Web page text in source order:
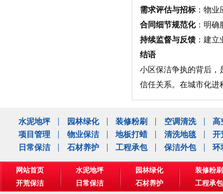
需求评估与招标：物业
合同细节规范化：明确
持续监督与反馈 ：建
结语
小区保洁争执的背后，
信任关系。在城市化进
水泥地坪 园林绿化 装修粉刷 空调清洗
高
项目管理
物业保洁 地板打蜡 清洗地毯
开
日常保洁
石材养护 工程承包 保洁外包 环
网站首页 水泥地坪 园林绿化
装修粉刷
开荒保洁
日常保洁 石材养护
工程承包